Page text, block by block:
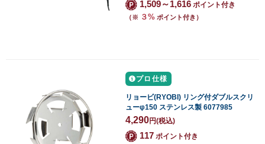
1,509～1,616 ポイント付き
（※ ３% ポイント付き）
プロ仕様
リョービ(RYOBI) リング付ダブルスクリ
ューφ150 ステンレス製 6077985
4,290円(税込)
117 ポイント付き